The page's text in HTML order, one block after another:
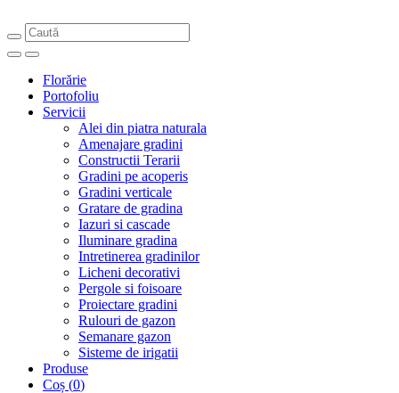
Florărie
Portofoliu
Servicii
Alei din piatra naturala
Amenajare gradini
Constructii Terarii
Gradini pe acoperis
Gradini verticale
Gratare de gradina
Iazuri si cascade
Iluminare gradina
Intretinerea gradinilor
Licheni decorativi
Pergole si foisoare
Proiectare gradini
Rulouri de gazon
Semanare gazon
Sisteme de irigatii
Produse
Coș (0)